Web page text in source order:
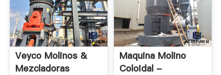
Veyco Molinos &
Mezcladoras
Maquina Molino
Coloidal -